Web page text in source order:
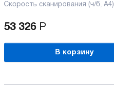
Скорость сканирования (ч/б, А4)
53 326 Р
В корзину